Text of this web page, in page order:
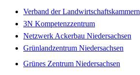
Verband der Landwirtschaftskammern
3N Kompetenzzentrum
Netzwerk Ackerbau Niedersachsen
Grünlandzentrum Niedersachsen
Grünes Zentrum Niedersachsen